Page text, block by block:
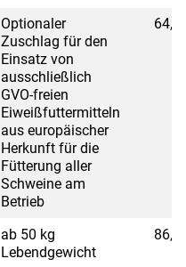
Optionaler
Zuschlag für den
Einsatz von
ausschließlich
GVO-freien
Eiweißfuttermitteln
aus europäischer
Herkunft für die
Fütterung aller
Schweine am
Betrieb
64,8
ab 50 kg
Lebendgewicht
86,4